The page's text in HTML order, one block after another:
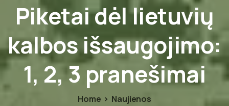
Piketaidėllietuvių
kalbosišsaugojimo:
1, 2, 3pranešimai
Home
Naujienos